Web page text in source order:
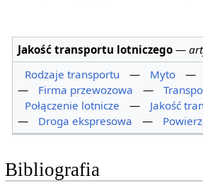
Jakość transportu lotniczego —
Rodzaje transportu
— Myto —
—
Firma przewozowa —
Połączenie lotnicze
—
Jakość
—
Droga ekspresowa —
Bibliografia